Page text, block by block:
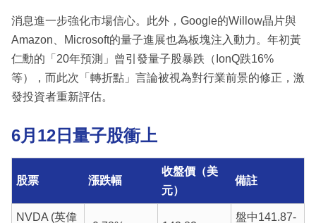
消息進一步強化市場信心。此外，Google的Willow晶片與
Amazon、Microsoft的量子進展也為板塊注入動力。年初黃
仁勳的「20年預測」曾引發量子股暴跌（IonQ跌16%
等），而此次「轉折點」言論被視為對行業前景的修正，激
發投資者重新評估。
6月12日量子股衝上
股票 漲跌幅
收盤價（美
元）
備註
NVDA (英偉 盤中141.87-